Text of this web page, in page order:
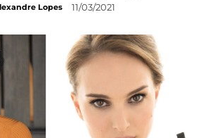
Lopes 11/03/2021